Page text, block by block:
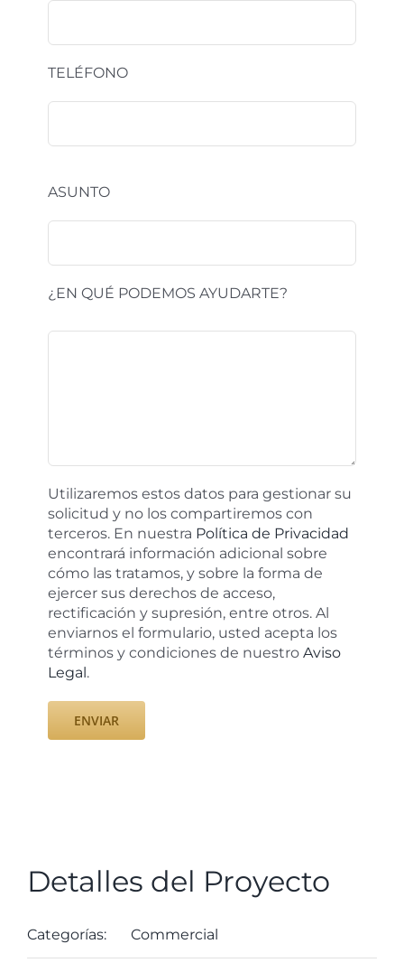
TELÉFONO
ASUNTO
¿EN QUÉ PODEMOS AYUDARTE?
Utilizaremos estos datos para gestionar su
solicitud y no los compartiremos con
terceros. En nuestra Política de Privacidad
encontrará información adicional sobre
cómo las tratamos, y sobre la forma de
ejercer sus derechos de acceso,
rectificación y supresión, entre otros. Al
enviarnos el formulario, usted acepta los
términos y condiciones de nuestroAviso
Legal.
Detalles del Proyecto
Categorías: Commercial